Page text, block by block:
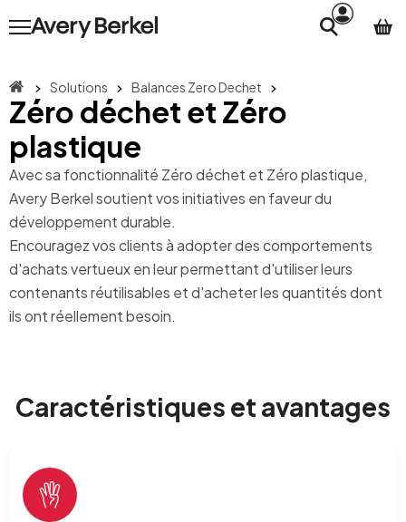
Solutions Balances Zero Dechet
Zéro déchet et Zéro
plastique
Avec sa fonctionnalité Zéro déchet et Zéro plastique,
Avery Berkel soutient vos initiatives en faveur du
développement durable.
Encouragez vos clients à adopter des comportements
d'achats vertueux en leur permettant d'utiliser leurs
contenants réutilisables et d'acheter les quantités dont
ils ont réellement besoin.
Caractéristiques et avantages